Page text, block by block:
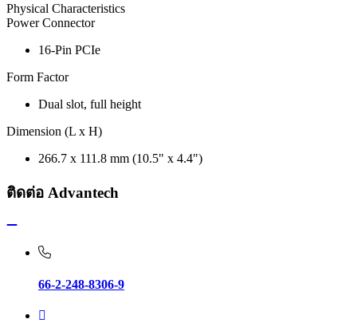
Physical Characteristics
Power Connector
16-Pin PCIe
Form Factor
Dual slot, full height
Dimension (L x H)
266.7 x 111.8 mm (10.5" x 4.4")
ติดต่อ Advantech
66-2-248-8306-9